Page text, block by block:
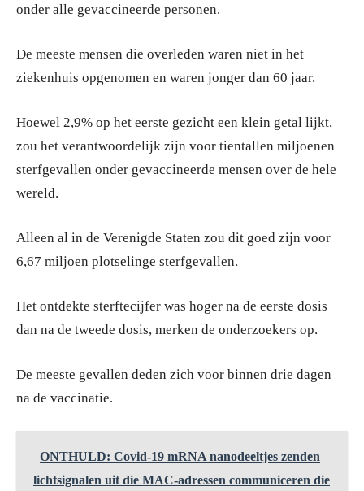
onder alle gevaccineerde personen.
De meeste mensen die overleden waren niet in het
ziekenhuis opgenomen en waren jonger dan 60 jaar.
Hoewel 2,9% op het eerste gezicht een klein getal lijkt,
zou het verantwoordelijk zijn voor tientallen miljoenen
sterfgevallen onder gevaccineerde mensen over de hele
wereld.
Alleen al in de Verenigde Staten zou dit goed zijn voor
6,67 miljoen plotselinge sterfgevallen.
Het ontdekte sterftecijfer was hoger na de eerste dosis
dan na de tweede dosis, merken de onderzoekers op.
De meeste gevallen deden zich voor binnen drie dagen
na de vaccinatie.
ONTHULD: Covid-19 mRNA nanodeeltjes zenden
lichtsignalen uit die MAC-adressen communiceren die